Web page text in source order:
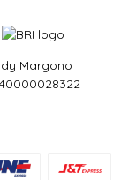
Margono